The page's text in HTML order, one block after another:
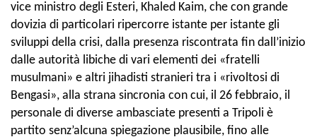
vice ministro degli Esteri, Khaled Kaim, che con grande
dovizia di particolari ripercorre istante per istante gli
sviluppi della crisi, dalla presenza riscontrata fin dall’inizio
dalle autorità libiche di vari elementi dei «fratelli
musulmani» e altri jihadisti stranieri tra i «rivoltosi di
Bengasi», alla strana sincronia con cui, il 26 febbraio, il
personale di diverse ambasciate presenti a Tripoli è
partito senz’alcuna spiegazione plausibile, fino alle